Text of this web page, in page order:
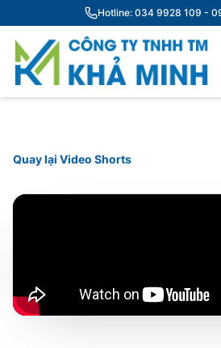
Hotline: 034 9928 109 -
Quay lại Video Shorts